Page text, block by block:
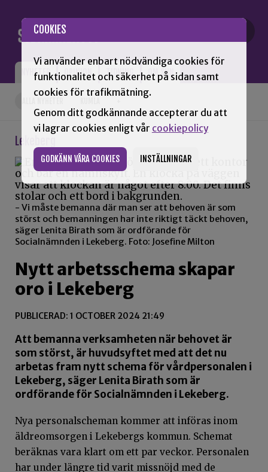
COOKIES
Vi använder enbart nödvändiga cookies för
funktionalitet och säkerhet på sidan samt
cookies för trafikmätning.
Genom ditt godkännande accepterar du att
vi lagrar cookies enligt vår cookiepolicy
GODKÄNN VÅRA COOKIES INSTÄLLNINGAR
NYHETER OPINION TIDNING OM SNN
Lekeberg
- Vi måste bemanna där man ser att behoven är som
störst och bemanningen har inte riktigt täckt behoven,
säger Lenita Birath som är ordförande för
Socialnämnden i Lekeberg. Foto: Josefine Milton
Nytt arbetsschema skapar
oro i Lekeberg
PUBLICERAD: 1 OCTOBER 2024 21:49
Att bemanna verksamheten när behovet är
som störst, är huvudsyftet med att det nu
arbetas fram nytt schema för vårdpersonalen i
Lekeberg, säger Lenita Birath som är
ordförande för Socialnämnden i Lekeberg.
Nya personalscheman kommer att införas inom
äldreomsorgen i Lekebergs kommun. Schemat
beräknas vara klart om ett par veckor. Personalen
har under längre tid varit missnöjd med de